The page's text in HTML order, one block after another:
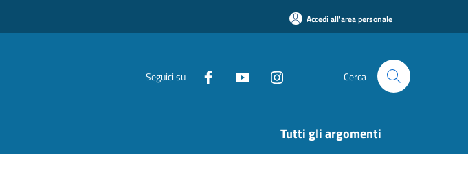
Accedi all'area personale
Seguici su Cerca
Tutti gli argomenti